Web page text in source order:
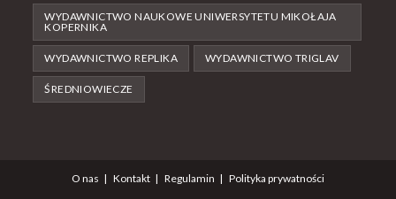
WYDAWNICTWO NAUKOWE UNIWERSYTETU MIKOŁAJA
KOPERNIKA
WYDAWNICTWO REPLIKA WYDAWNICTWO TRIGLAV
ŚREDNIOWIECZE
O nas Kontakt Regulamin Polityka prywatności